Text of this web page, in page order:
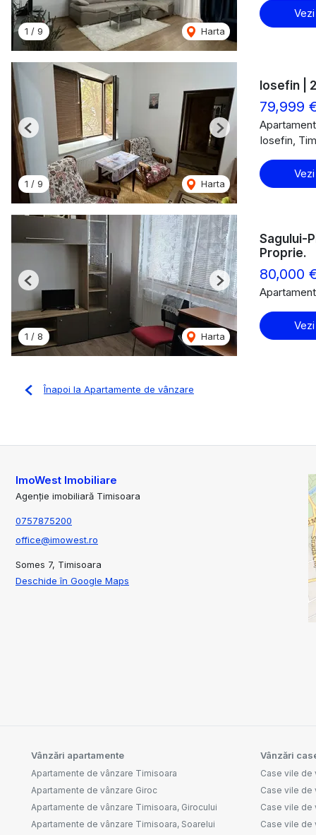
1 / 9 Harta
1 / 9 Harta
Previous Next
Iosefin |
79,999
Iosefin,
1 / 8 Harta
Previous Next
Sagului-
Proprie.
80,000
Înapoi la Apartamente de vânzare
ImoWest Imobiliare
Agenție imobiliară Timisoara
0757875200
office@imowest.ro
Somes 7, Timisoara
Deschide în Google Maps
Vânzări apartamente
Apartamente de vânzare Timisoara
Apartamente de vânzare Giroc
Apartamente de vânzare Timisoara, Girocului
Apartamente de vânzare Timisoara, Soarelui
Vânzări
Case vile de
Case vile de
Case vile de
Case vile de